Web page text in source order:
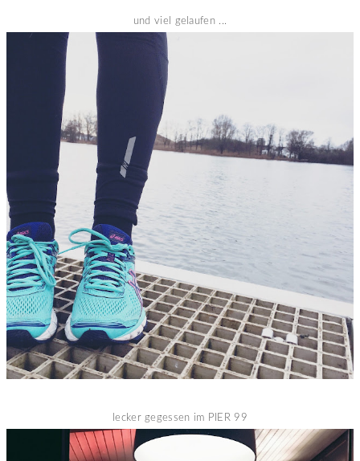
und viel gelaufen ...
lecker gegessen im PIER 99